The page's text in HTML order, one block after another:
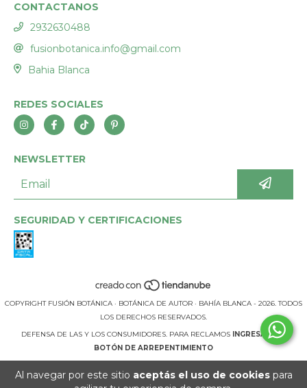
Al navegar por este sitio aceptás el uso de cookiespara
CONTACTANOS
2932630488
fusionbotanica.info@gmail.com
Bahia Blanca
REDES SOCIALES
NEWSLETTER
SEGURIDAD Y CERTIFICACIONES
COPYRIGHT FUSIÓN BOTÁNICA · BOTÁNICA DE AUTOR · BAHÍA BLANCA - 2026. TODOS
LOS DERECHOS RESERVADOS.
DEFENSA DE LAS Y LOS CONSUMIDORES. PARA RECLAMOS INGRESÁ ACÁ.
BOTÓN DE ARREPENTIMIENTO